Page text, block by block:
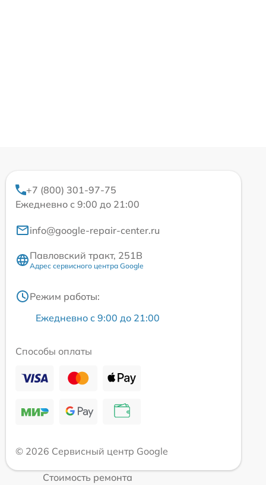
+7 (800) 301-97-75
Ежедневно с 9:00 до 21:00
info@google-repair-center.ru
Павловский тракт, 251В
Адрес сервисного центра Google
Режим работы:
Ежедневно с 9:00 до 21:00
Способы оплаты
© 2026 Сервисный центр Google
Стоимость ремонта